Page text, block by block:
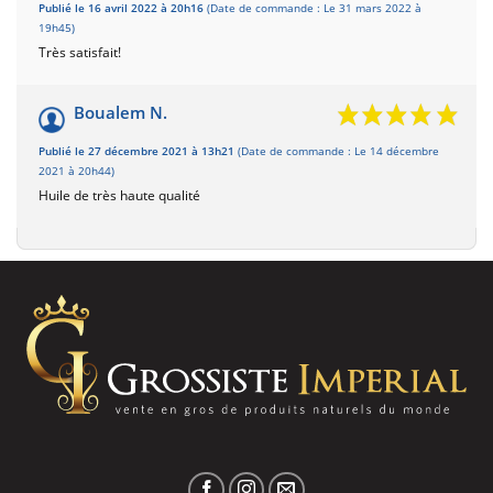
Publié le 16 avril 2022 à 20h16 (Date de commande : Le 31 mars 2022 à
19h45)
Très satisfait!
Boualem N.
Publié le 27 décembre 2021 à 13h21 (Date de commande : Le 14 décembre
2021 à 20h44)
Huile de très haute qualité